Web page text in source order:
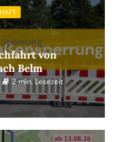
von
Belm
2 min. Lesezeit